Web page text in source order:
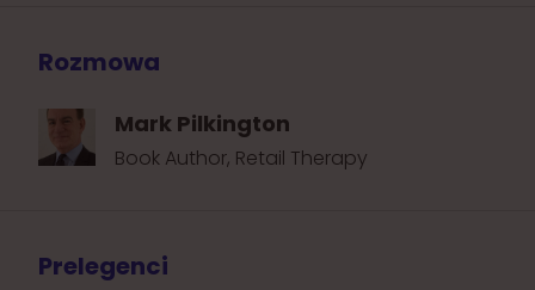
Rozmowa
Mark Pilkington
Book Author, Retail Therapy
Prelegenci